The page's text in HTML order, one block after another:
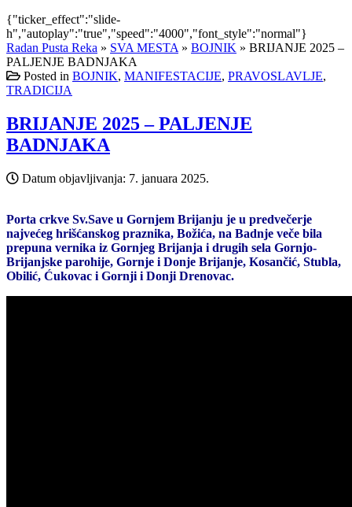
{"ticker_effect":"slide-
h","autoplay":"true","speed":"4000","font_style":"normal"}
Radan Pusta Reka » SVA MESTA » BOJNIK » BRIJANJE 2025 –
PALJENJE BADNJAKA
Posted in BOJNIK, MANIFESTACIJE, PRAVOSLAVLJE,
TRADICIJA
BRIJANJE 2025 – PALJENJE
BADNJAKA
Datum objavljivanja: 7. januara 2025.
Porta crkve Sv.Save u Gornjem Brijanju je u predvečerje
najvećeg hrišćanskog praznika, Božića, na Badnje veče bila
prepuna vernika iz Gornjeg Brijanja i drugih sela Gornjo-
Brijanjske parohije, Gornje i Donje Brijanje, Kosančić, Stubla,
Obilić, Ćukovac i Gornji i Donji Drenovac.